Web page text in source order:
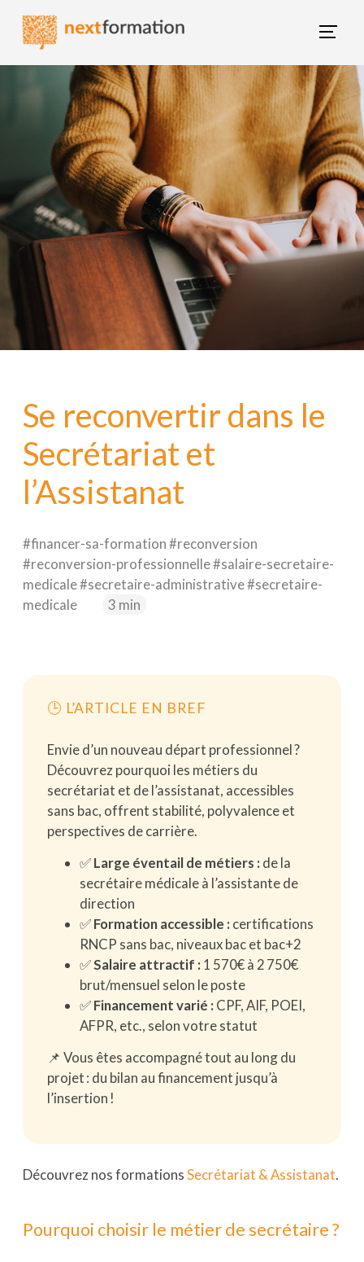
Blog NextFormation
Tous les articles(current)
Former mes salariés
M'épanouir
Booster ma carrière
Changer de métier
Nextgroup
Webitech
EIMP
Se reconvertir dans le
Secrétariat et
l’Assistanat
#financer-sa-formation #reconversion
#reconversion-professionnelle #salaire-secretaire-
medicale #secretaire-administrative #secretaire-
medicale
3 min
🕒 L’ARTICLE EN BREF
Envie d’un nouveau départ professionnel ?
Découvrez pourquoi les métiers du
secrétariat et de l’assistanat, accessibles
sans bac, offrent stabilité, polyvalence et
perspectives de carrière.
✅Large éventail de métiers : de la
secrétaire médicale à l’assistante de
direction
✅Formation accessible : certifications
RNCP sans bac, niveaux bac et bac+2
✅Salaire attractif : 1 570€ à 2 750€
brut/mensuel selon le poste
✅Financement varié : CPF, AIF, POEI,
AFPR, etc., selon votre statut
📌 Vous êtes accompagné tout au long du
projet : du bilan au financement jusqu’à
l’insertion !
Découvrez nos formationsSecrétariat & Assistanat.
Pourquoi choisir le métier de secrétaire ?